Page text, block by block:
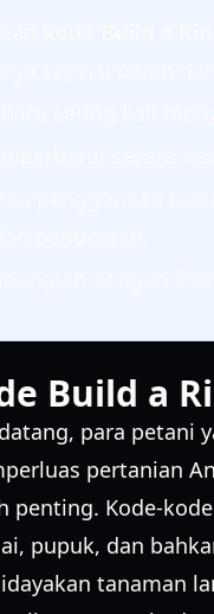
Build a
para petani
pertanian
penting. Kode-
pupuk, dan
tanaman